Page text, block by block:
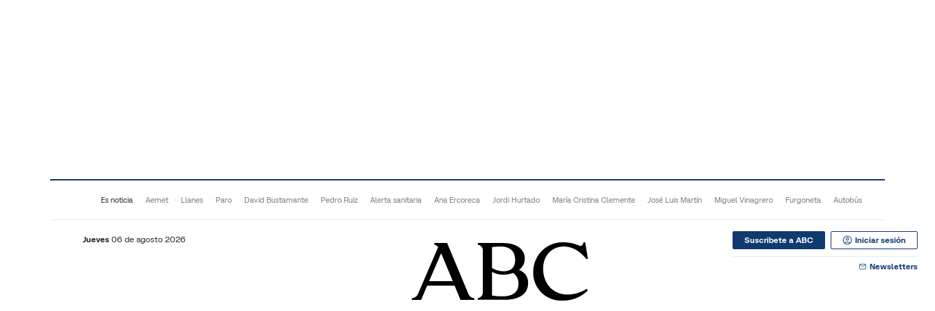
Es noticia Aemet Llanes Paro David Bustamante Pedro Ruiz Alerta sanitaria Ana Ercoreca Jordi Hurtado María Cristina Clemente José Luis Martín Miguel Vinagrero Furgoneta Autobús
Jueves 06 de agosto 2026 Suscribete a ABC Iniciar sesión
Newsletters